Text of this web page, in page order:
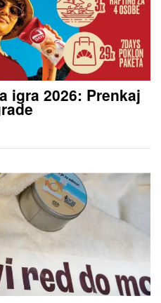
igra 2026: Prenkaj